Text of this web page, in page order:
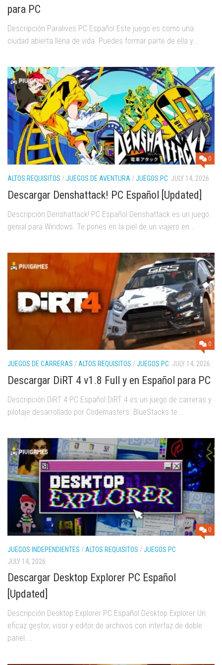
para PC
Descripción Paralives PC Español Este juego es como una
ciudad abierta llena de vida. Puedes formar parte de ella y...
0
ALTOS REQUISITOS /JUEGOS DE AVENTURA/JUEGOS PC JULY 14, 2026
Descargar Denshattack! PC Español [Updated]
Descripción Denshattack! PC Español Denshattack es un juego
genial para Windows. Te pones en la piel de un viajero en...
0
JUEGOS DE CARRERAS /ALTOS REQUISITOS /JUEGOS PC JULY 14, 2026
Descargar DiRT 4 v1.8 Full y en Español para PC
Descripción DiRT 4 PC Español DiRT 4 es un juego de carreras y
pilotaje desarrollado por Codemasters. BlueStacks te...
0
JUEGOS INDEPENDIENTES / ALTOS REQUISITOS /JUEGOS PC
JULY 14, 2026
Descargar Desktop Explorer PC Español
[Updated]
Descripción Desktop Explorer PC Español Desktop Explorer Un
eficaz gestor, visor y editor de archivos con interfaz de doble
panel....